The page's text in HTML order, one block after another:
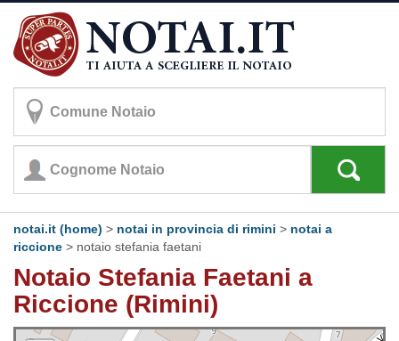
notai.it (home) > notai in provincia di rimini > notai a
riccione > notaio stefania faetani
Notaio Stefania Faetani a
Riccione (Rimini)